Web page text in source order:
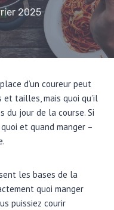
2025
d’un coureur peut
tailles, mais quoi qu’il
du jour de la course. Si
et quand manger –
les bases de la
quoi manger
puissiez courir